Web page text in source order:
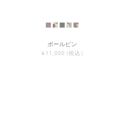
ボールピン
¥11,000 (税込)